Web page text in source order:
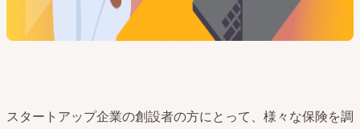
スタートアップ企業の創設者の方にとって、様々な保険を調